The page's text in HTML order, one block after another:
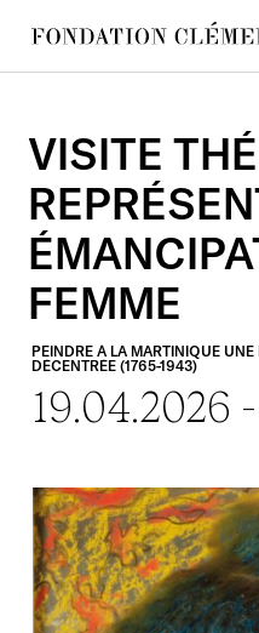
content
VISITE
FEMME
PEINDRE À LA MARTINIQUE UNE
DÉCENTRÉE (1765-1943)
19.04.2026 -